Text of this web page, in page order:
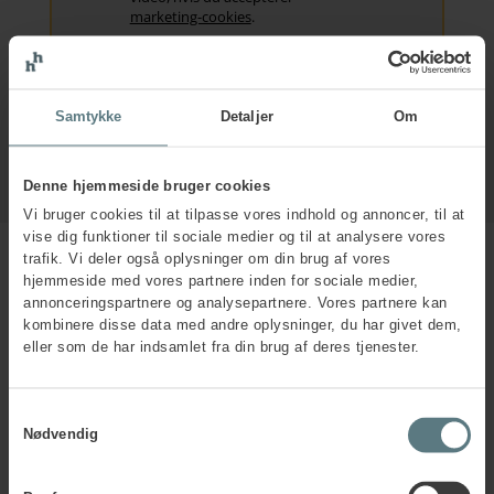
Samtykke Detaljer Om
Denne hjemmeside bruger cookies
Vi bruger cookies til at tilpasse vores indhold og annoncer, til at
vise dig funktioner til sociale medier og til at analysere vores
trafik. Vi deler også oplysninger om din brug af vores
hjemmeside med vores partnere inden for sociale medier,
annonceringspartnere og analysepartnere. Vores partnere kan
kombinere disse data med andre oplysninger, du har givet dem,
eller som de har indsamlet fra din brug af deres tjenester.
Nødvendig
marketing-cookies.
Læs mere om vores tre øvrige
perspektiver på ledelse